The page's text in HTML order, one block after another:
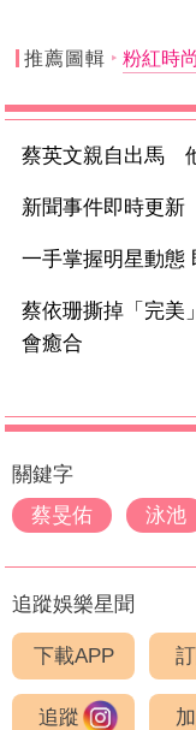
推薦圖輯 粉紅時
蔡英文親自出馬
新聞事件即時更
一手掌握明星動態
蔡依珊撕掉「完美
會癒合
關鍵字
蔡旻佑
泳池
追蹤娛樂星聞
下載APP
追蹤